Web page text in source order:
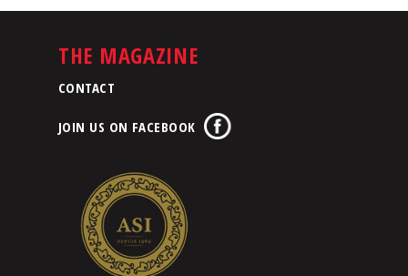
THE MAGAZINE
CONTACT
JOIN US ON FACEBOOK